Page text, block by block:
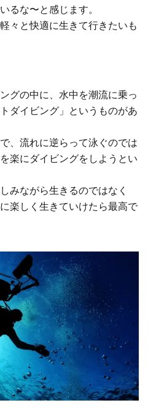
るな〜と感じます。
々と快適に生きて行きたいも
グの中に、水中を潮流に乗っ
ダイビング」というものがあ
、流れに逆らって泳ぐのでは
楽にダイビングをしようとい
みながら生きるのではなく
楽しく生きていけたら最高で